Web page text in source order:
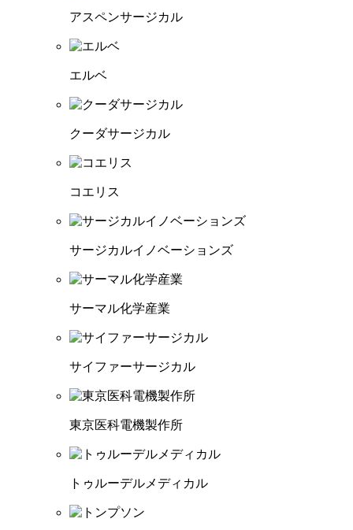
アスペンサージカル
エルベ
クーダサージカル
コエリス
サージカルイノベーションズ
サーマル化学産業
サイファーサージカル
東京医科電機製作所
トゥルーデルメディカル